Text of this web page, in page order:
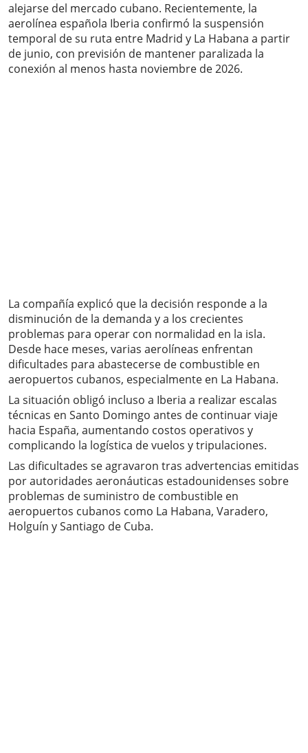
alejarse del mercado cubano. Recientemente, la
aerolínea española Iberia confirmó la suspensión
temporal de su ruta entre Madrid y La Habana a partir
de junio, con previsión de mantener paralizada la
conexión al menos hasta noviembre de 2026.
La compañía explicó que la decisión responde a la
disminución de la demanda y a los crecientes
problemas para operar con normalidad en la isla.
Desde hace meses, varias aerolíneas enfrentan
dificultades para abastecerse de combustible en
aeropuertos cubanos, especialmente en La Habana.
La situación obligó incluso a Iberia a realizar escalas
técnicas en Santo Domingo antes de continuar viaje
hacia España, aumentando costos operativos y
complicando la logística de vuelos y tripulaciones.
Las dificultades se agravaron tras advertencias emitidas
por autoridades aeronáuticas estadounidenses sobre
problemas de suministro de combustible en
aeropuertos cubanos como La Habana, Varadero,
Holguín y Santiago de Cuba.